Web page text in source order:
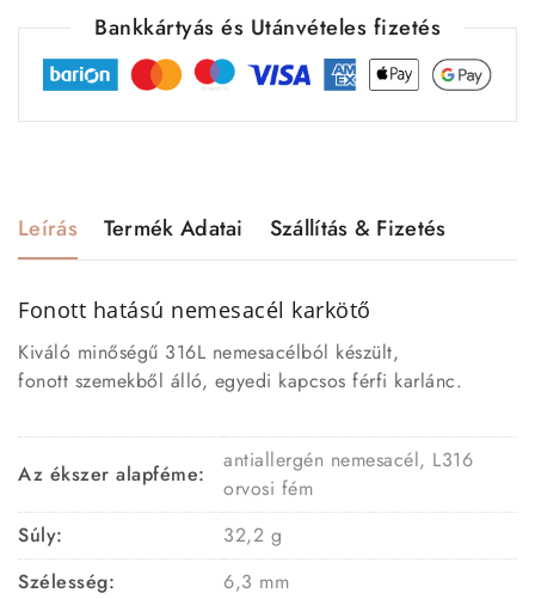
Bankkártyás és Utánvételes fizetés
Leírás Termék Adatai Szállítás & Fizetés
Fonott hatású nemesacél karkötő
Kiváló minőségű 316L nemesacélból készült,
fonott szemekből álló, egyedi kapcsos férfi karlánc.
Az ékszer alapféme:
antiallergén nemesacél, L316
orvosi fém
Súly:
32,2 g
Szélesség:
6,3 mm